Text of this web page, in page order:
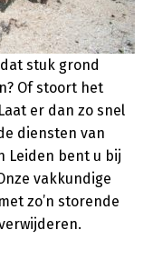
stuk grond
Of stoort het
er dan zo snel
diensten van
Leiden bent u bij
vakkundige
zo’n storende